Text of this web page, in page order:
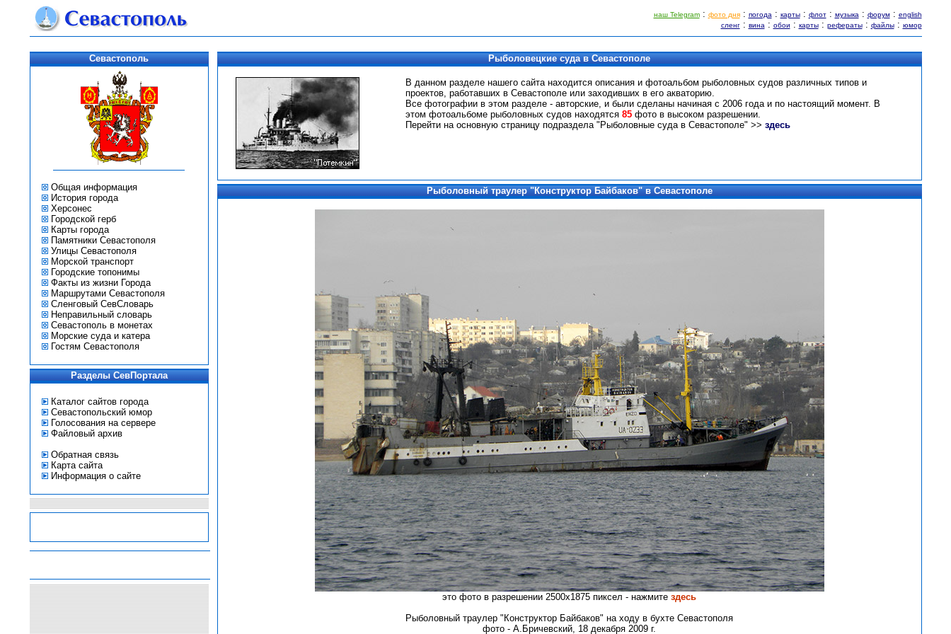
наш Telegram: фото дня: погода: карты: флот: музыка: форум: english
сленг: вина: обои : карты: рефераты: файлы: юмор
Севастополь
Общая информация
История города
Херсонес
Городской герб
Карты города
Памятники Севастополя
Улицы Севастополя
Морской транспорт
Городские топонимы
Факты из жизни Города
Маршрутами Севастополя
Сленговый СевСловарь
Неправильный словарь
Севастополь в монетах
Морские суда и катера
Гостям Севастополя
Разделы СевПортала
Каталог сайтов города
Севастопольский юмор
Голосования на сервере
Файловый архив
Обратная связь
Карта сайта
Информация о сайте
Рыболовецкие суда в Севастополе
В данном разделе нашего сайта находится описания и фотоальбом рыболовных судов различных типов и
проектов, работавших в Севастополе или заходивших в его акваторию.
Все фотографии в этом разделе - авторские, и были сделаны начиная с 2006 года и по настоящий момент. В
этом фотоальбоме рыболовных судов находятся 85фото в высоком разрешении.
Перейти на основную страницу подраздела "Рыболовные суда в Севастополе" >> здесь
Рыболовный траулер "Конструктор Байбаков" в Севастополе
это фото в разрешении 2500х1875 пиксел - нажмите здесь
Рыболовный траулер "Конструктор Байбаков" на ходу в бухте Севастополя
фото - А.Бричевский, 18 декабря 2009 г.